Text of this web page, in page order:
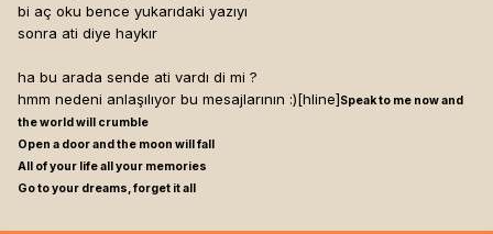
bi aç oku bence yukarıdaki yazıyı
sonra ati diye haykır
ha bu arada sende ati vardı di mi ?
hmm nedeni anlaşılıyor bu mesajlarının :)[hline]Speak to me now and
the world will crumble
Open a door and the moon will fall
All of your life all your memories
Go to your dreams, forget it all